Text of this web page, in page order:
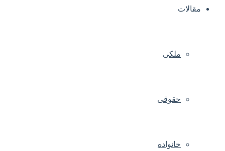
مقالات
ملکی
حقوقی
خانواده